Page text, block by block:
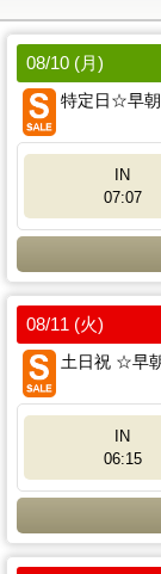
08/10 (月)
特定日☆早
IN
07:07
08/11 (火)
土日祝 ☆早
IN
06:15